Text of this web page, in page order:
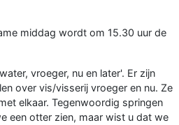
middag wordt om 15.30 uur de
vroeger, nu en later'. Er zijn
over vis/visserij vroeger en nu. Ze
elkaar. Tegenwoordig springen
een otter zien, maar wist u dat we